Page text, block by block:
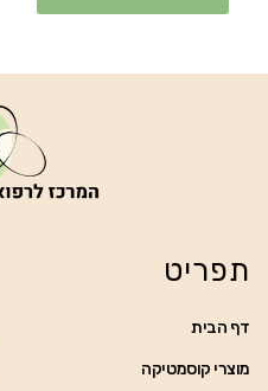
תפריט
דף הבית
מוצרי קוסמטיקה